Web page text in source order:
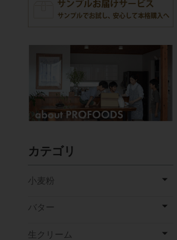
カテゴリ
小麦粉
バター
生クリーム